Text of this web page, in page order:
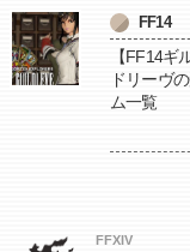
FF14
【FF14ギ
ドリーヴ
ム一覧
FFXIV